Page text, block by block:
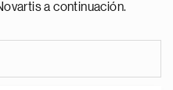
a continuación.